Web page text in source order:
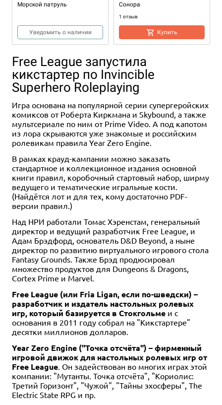
Морской патруль
Уведомить о наличии
Сонора
1 отзыв
Купить
Остров юрского периода
4 отзыва
4 990 ₽
Уведомить о наличии
Free League запустила
кикстартер по Invincible
Superhero Roleplaying
Игра основана на популярной серии супергеройских
комиксов от Роберта Киркмана и Skybound, а также
мультсериале по ним от Prime Video. А под капотом
из лора скрываются уже знакомые и российским
ролевикам правила Year Zero Engine.
В рамках крауд-кампании можно заказать
стандартное и коллекционное издания основной
книги правил, коробочный стартовый набор, ширму
ведущего и тематические игральные кости.
(Найдётся лот и для тех, кому достаточно PDF-
версии правил.)
Над НРИ работали Томас Хэренстам, генеральный
директор и ведущий разработчик Free League, и
Адам Брэдфорд, основатель D&D Beyond, а ныне
директор по развитию виртуального игрового стола
Fantasy Grounds. Также Брэд продюсировал
множество продуктов для Dungeons & Dragons,
Cortex Prime и Marvel.
Free League (или Fria Ligan, если по-шведски) –
разработчик и издатель настольных ролевых
игр, который базируется в Стокгольме и с
основания в 2011 году собрал на "Кикстартере"
десятки миллионов долларов.
Year Zero Engine ("Точка отсчёта") – фирменный
игровой движок для настольных ролевых игр от
Free League. Он задействован во многих играх этой
компании: "Мутанты. Точка отсчёта", "Кориолис:
Третий Горизонт", "Чужой", "Тайны эхосферы", The
Electric State RPG и пр.